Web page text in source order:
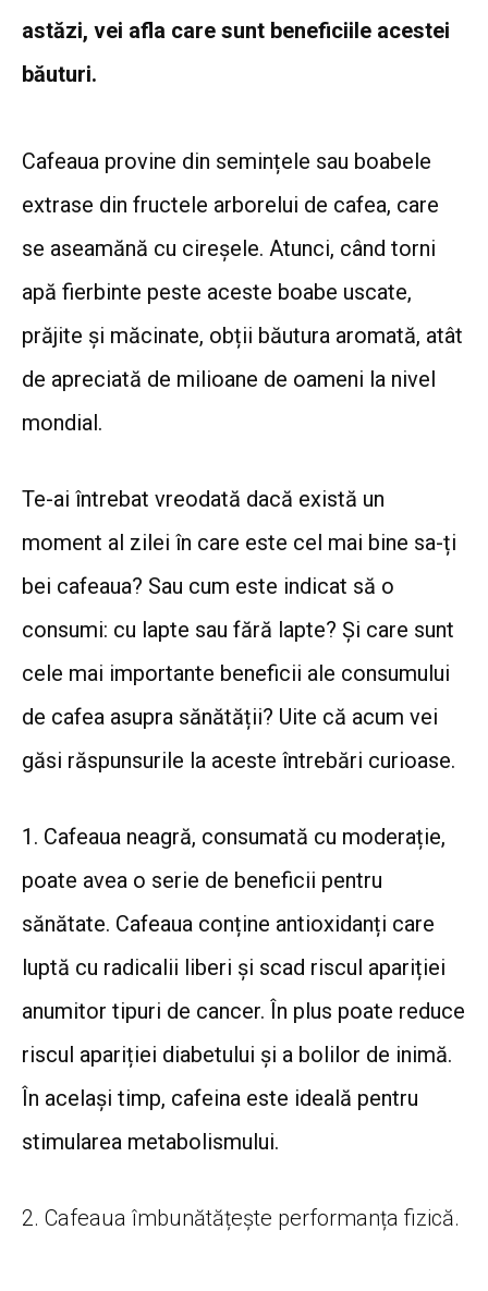
astăzi, vei afla care sunt beneficiile acestei
băuturi.
Cafeaua provine din semințele sau boabele
extrase din fructele arborelui de cafea, care
se aseamănă cu cireșele. Atunci, când torni
apă fierbinte peste aceste boabe uscate,
prăjite și măcinate, obții băutura aromată, atât
de apreciată de milioane de oameni la nivel
mondial.
Te-ai întrebat vreodată dacă există un
moment al zilei în care este cel mai bine sa-ți
bei cafeaua? Sau cum este indicat să o
consumi: cu lapte sau fără lapte? Și care sunt
cele mai importante beneficii ale consumului
de cafea asupra sănătății? Uite că acum vei
găsi răspunsurile la aceste întrebări curioase.
1. Cafeaua neagră, consumată cu moderație,
poate avea o serie de beneficii pentru
sănătate. Cafeaua conține antioxidanți care
luptă cu radicalii liberi și scad riscul apariției
anumitor tipuri de cancer. În plus poate reduce
riscul apariției diabetului și a bolilor de inimă.
În același timp, cafeina este ideală pentru
stimularea metabolismului.
2. Cafeaua îmbunătățește performanța fizică.